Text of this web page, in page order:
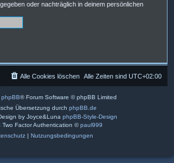
oder nachträglich in deinem persönlichen
Alle Zeiten sind UTC+02:00
Alle Cookies löschen
phpBB® Forum Software © phpBB Limited
Übersetzung durch phpBB.de
by Joyce&Luna phpBB-Style-Design
Two Factor Authentication ©paul999
| Nutzungsbedingungen